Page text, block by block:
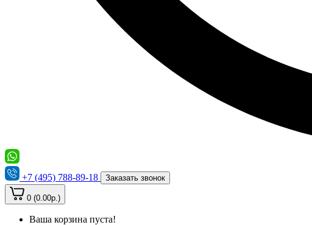
+7 (495) 788-89-18 Заказать звонок
0 (0.00р.)
Ваша корзина пуста!